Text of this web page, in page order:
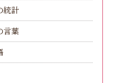
統計
言葉